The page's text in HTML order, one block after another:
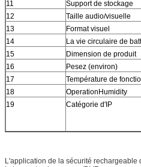
11
Support de stockage
12
Taille audio/visuelle
13
Format visuel
14
La vie circulaire de
15
Dimension de produit
16
Pesez (environ)
17
Température de
18
OperationHumidity
19
Catégorie d'IP
L'application de la sécurité